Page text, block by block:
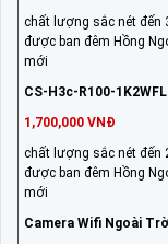
chất lượng sắc nét đến
được ban đêm Hồng
mới
CS-H3c-R100-
1,700,000 VNĐ
chất lượng sắc nét đến
được ban đêm Hồng
mới
Camera Wifi Ngoài